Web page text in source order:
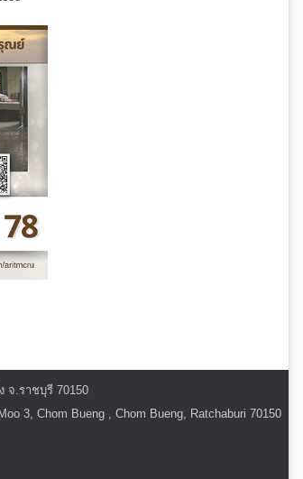
จ.ราชบุรี 70150
3, Chom Bueng , Chom Bueng, Ratchaburi 70150